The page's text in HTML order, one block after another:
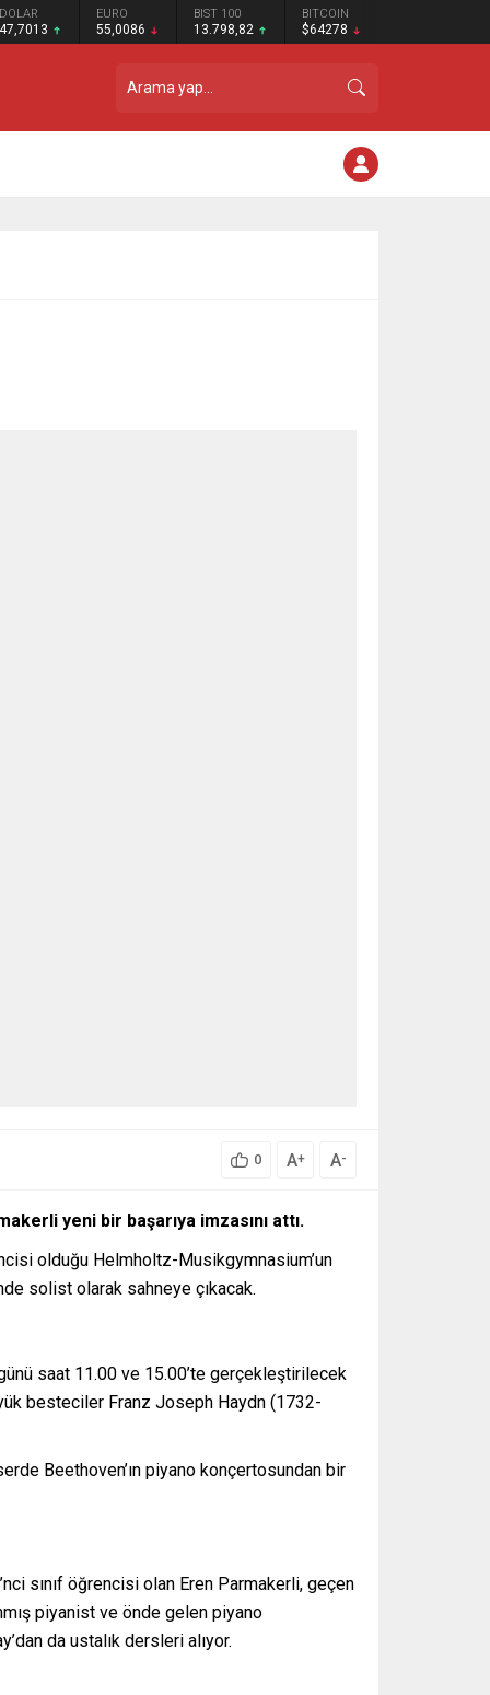
DOLAR
47,7013
EURO
55,0086
BIST 100
13.798,82
BITCOIN
$64278
0 A+ A-
yeni bir başarıya imzasını attı.
olduğu Helmholtz-Musikgymnasium’un
solist olarak sahneye çıkacak.
saat 11.00 ve 15.00’te gerçekleştirilecek
besteciler Franz Joseph Haydn (1732-
Beethoven’ın piyano konçertosundan bir
sınıf öğrencisi olan Eren Parmakerli, geçen
piyanist ve önde gelen piyano
da ustalık dersleri alıyor.